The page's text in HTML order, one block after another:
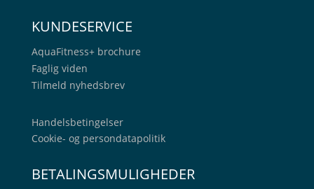
KUNDESERVICE
AquaFitness+ brochure
Faglig viden
Tilmeld nyhedsbrev
Handelsbetingelser
Cookie- og persondatapolitik
BETALINGSMULIGHEDER